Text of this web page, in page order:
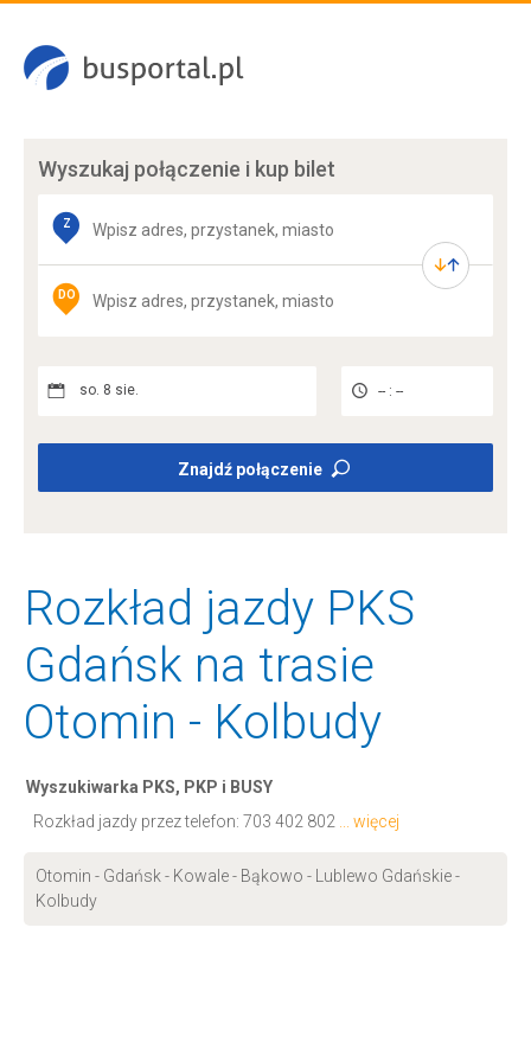
Wyszukaj połączenie i kup bilet
Z
DO
so. 8 sie. -- : --
Znajdź połączenie
Rozkład jazdy PKS
Gdańsk na trasie
Otomin - Kolbudy
Wyszukiwarka PKS, PKP i BUSY
Rozkład jazdy przez telefon: 703 402 802 ... więcej
Otomin - Gdańsk - Kowale - Bąkowo - Lublewo Gdańskie -
Kolbudy